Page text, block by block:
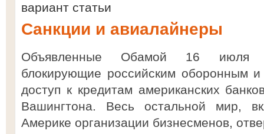
вариант статьи
Санкции и авиалайнеры
Объявленные Обамой 16 июля
блокирующие российским оборонным и
доступ к кредитам американских
Вашингтона. Весь остальной мир,
Америке организации бизнесменов,